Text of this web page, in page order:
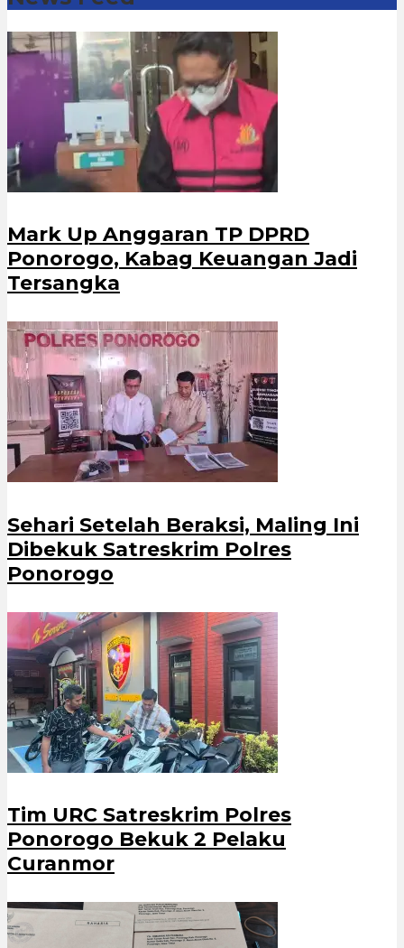
Mark Up Anggaran TP DPRD
Ponorogo, Kabag Keuangan Jadi
Tersangka
Sehari Setelah Beraksi, Maling Ini
Dibekuk Satreskrim Polres
Ponorogo
Tim URC Satreskrim Polres
Ponorogo Bekuk 2 Pelaku
Curanmor